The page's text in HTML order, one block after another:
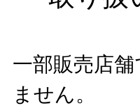
一部販売店
ません。